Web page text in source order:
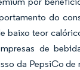
do
baixo teor
de
da PepsiCo de